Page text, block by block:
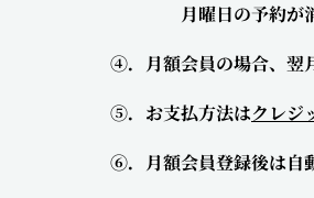
月曜日の予約が消化
④．月額会員の場合、翌
⑤．お支払方法はクレジ
⑥．月額会員登録後は自